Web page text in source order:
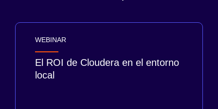
WEBINAR
El ROI de Cloudera en el entorno
local